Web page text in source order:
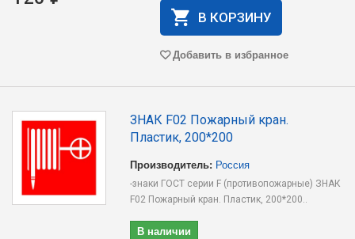
В КОРЗИНУ
Добавить в избранное
ЗНАК F02 Пожарный кран.
Пластик, 200*200
Производитель: Россия
-знаки ГОСТ серии F (противопожарные) ЗНАК
F02 Пожарный кран. Пластик, 200*200..
В наличии